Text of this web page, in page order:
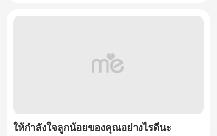
ให้กำลังใจลูกน้อยของคุณอย่างไรดีนะ